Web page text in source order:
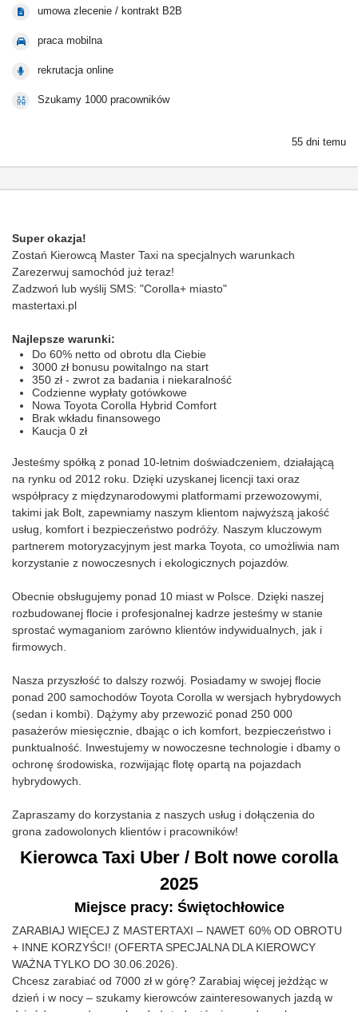
umowa zlecenie / kontrakt B2B
praca mobilna
rekrutacja online
Szukamy 1000 pracowników
55 dni temu
Super okazja!
Zostań Kierowcą Master Taxi na specjalnych warunkach
Zarezerwuj samochód już teraz!
Zadzwoń lub wyślij SMS: "Corolla+ miasto"
mastertaxi.pl
Najlepsze warunki:
Do 60% netto od obrotu dla Ciebie
3000 zł bonusu powitalngo na start
350 zł - zwrot za badania i niekaralność
Codzienne wypłaty gotówkowe
Nowa Toyota Corolla Hybrid Comfort
Brak wkładu finansowego
Kaucja 0 zł
Jesteśmy spółką z ponad 10-letnim doświadczeniem, działającą
na rynku od 2012 roku. Dzięki uzyskanej licencji taxi oraz
współpracy z międzynarodowymi platformami przewozowymi,
takimi jak Bolt, zapewniamy naszym klientom najwyższą jakość
usług, komfort i bezpieczeństwo podróży. Naszym kluczowym
partnerem motoryzacyjnym jest marka Toyota, co umożliwia nam
korzystanie z nowoczesnych i ekologicznych pojazdów.
Obecnie obsługujemy ponad 10 miast w Polsce. Dzięki naszej
rozbudowanej flocie i profesjonalnej kadrze jesteśmy w stanie
sprostać wymaganiom zarówno klientów indywidualnych, jak i
firmowych.
Nasza przyszłość to dalszy rozwój. Posiadamy w swojej flocie
ponad 200 samochodów Toyota Corolla w wersjach hybrydowych
(sedan i kombi). Dążymy aby przewozić ponad 250 000
pasażerów miesięcznie, dbając o ich komfort, bezpieczeństwo i
punktualność. Inwestujemy w nowoczesne technologie i dbamy o
ochronę środowiska, rozwijając flotę opartą na pojazdach
hybrydowych.
Zapraszamy do korzystania z naszych usług i dołączenia do
grona zadowolonych klientów i pracowników!
Kierowca Taxi Uber / Bolt nowe corolla
2025
Miejsce pracy: Świętochłowice
ZARABIAJ WIĘCEJ Z MASTERTAXI – NAWET 60% OD OBROTU
+ INNE KORZYŚCI! (OFERTA SPECJALNA DLA KIEROWCY
WAŻNA TYLKO DO 30.06.2026).
Chcesz zarabiać od 7000 zł w górę? Zarabiaj więcej jeżdżąc w
dzień i w nocy – szukamy kierowców zainteresowanych jazdą w